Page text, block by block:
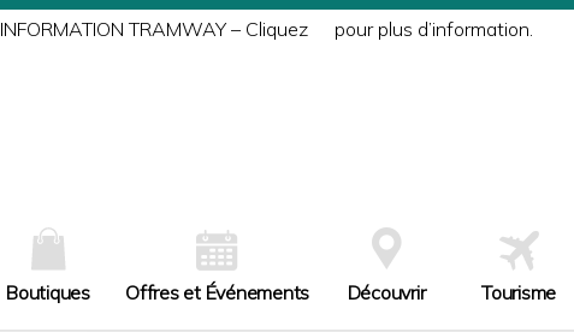
INFORMATION TRAMWAY – Cliquez pour plus d’information.
Boutiques Offres et Événements Découvrir Tourisme